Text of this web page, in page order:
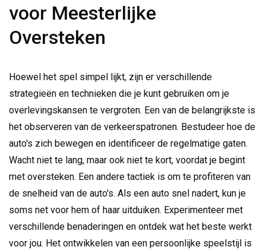
voor Meesterlijke
Oversteken
Hoewel het spel simpel lijkt, zijn er verschillende
strategieën en technieken die je kunt gebruiken om je
overlevingskansen te vergroten. Een van de belangrijkste is
het observeren van de verkeerspatronen. Bestudeer hoe de
auto's zich bewegen en identificeer de regelmatige gaten.
Wacht niet te lang, maar ook niet te kort, voordat je begint
met oversteken. Een andere tactiek is om te profiteren van
de snelheid van de auto's. Als een auto snel nadert, kun je
soms net voor hem of haar uitduiken. Experimenteer met
verschillende benaderingen en ontdek wat het beste werkt
voor jou. Het ontwikkelen van een persoonlijke speelstijl is